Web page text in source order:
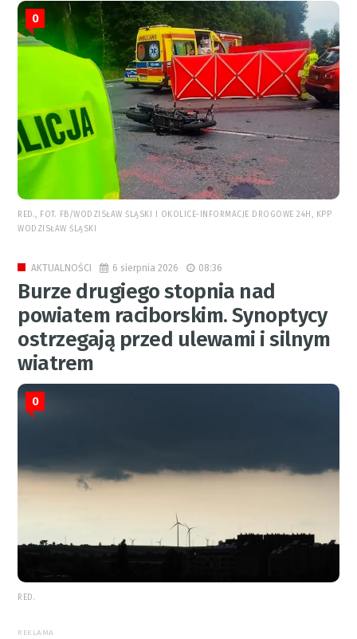
0
RED., FOT. FB/WODZISŁAW ŚLĄSKI I OKOLICE-INFORMACJE DROGOWE 24H, KPP
WODZISŁAW ŚLĄSKI
AKTUALNOŚCI 6 sierpnia 2026 08:36
Burze drugiego stopnia nad
powiatem raciborskim. Synoptycy
ostrzegają przed ulewami i silnym
wiatrem
0
RED.
REKLAMA